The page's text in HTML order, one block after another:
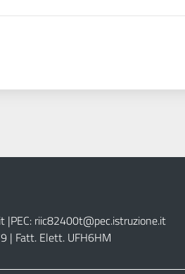
|PEC: riic82400t@pec.istruzione.it
| Fatt. Elett. UFH6HM